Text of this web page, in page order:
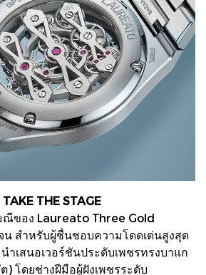
THE STAGE
ของ Laureato Three Gold
น สำหรับผู้ชื่นชอบความโดดเด่นสูงสุด
เสนอเวอร์ชันประดับเพชรทรงบาแก
) โดยช่างฝีมือผู้ฝังเพชรระดับ